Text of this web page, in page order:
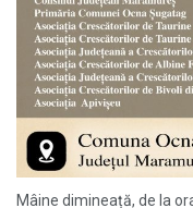
Mâine dimineață, de la